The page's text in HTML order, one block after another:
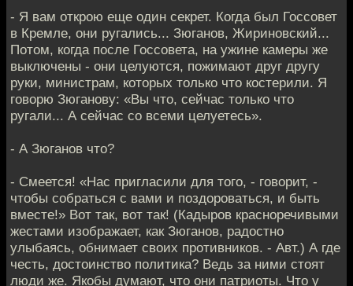
- Я вам открою еще один секрет. Когда был Госсовет
в Кремле, они ругались... Зюганов, Жириновский...
Потом, когда после Госсовета, на ужине камеры же
выключены - они целуются, пожимают друг другу
руки, министрам, которых только что костерили. Я
говорю Зюганову: «Вы что, сейчас только что
ругали... А сейчас со всеми целуетесь».
- А Зюганов что?
- Смеется! «Нас пригласили для того, - говорит, -
чтобы собраться с вами и поздороваться, и быть
вместе!» Вот так, вот так! (Кадыров красноречивыми
жестами изображает, как Зюганов, радостно
улыбаясь, обнимает своих противников. - Авт.) А где
честь, достоинство политика? Ведь за ними стоят
люди же. Якобы думают, что они патриоты. Что у